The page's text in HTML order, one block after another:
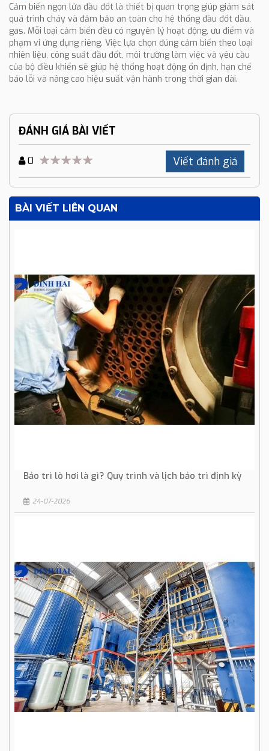
Cảm biến ngọn lửa đầu đốt là thiết bị quan trọng giúp giám sát
quá trình cháy và đảm bảo an toàn cho hệ thống đầu đốt dầu,
gas. Mỗi loại cảm biến đều có nguyên lý hoạt động, ưu điểm và
phạm vi ứng dụng riêng. Việc lựa chọn đúng cảm biến theo loại
nhiên liệu, công suất đầu đốt, môi trường làm việc và yêu cầu
của bộ điều khiển sẽ giúp hệ thống hoạt động ổn định, hạn chế
báo lỗi và nâng cao hiệu suất vận hành trong thời gian dài.
ĐÁNH GIÁ BÀI VIẾT
0 Viết đánh giá
BÀI VIẾT LIÊN QUAN
Bảo trì lò hơi là gì? Quy trình và lịch bảo trì định kỳ
24-07-2026